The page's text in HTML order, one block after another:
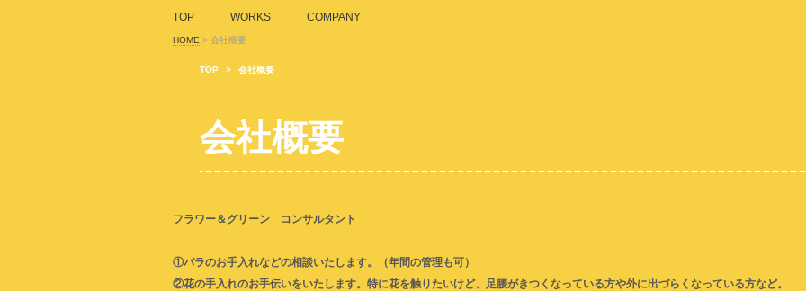
TOP WORKS COMPANY
HOME > 会社概要
TOP > 会社概要
会社概要
フラワー＆グリーン コンサルタント
①バラのお手入れなどの相談いたします。（年間の管理も可）
②花の手入れのお手伝いをいたします。特に花を触りたいけど、足腰がきつくなっている方や外に出づらくなっている方など。